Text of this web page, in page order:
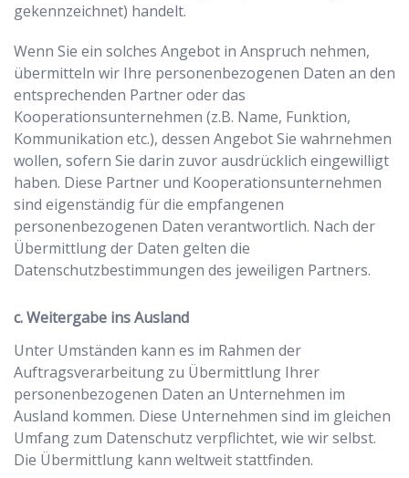
gekennzeichnet) handelt.
Wenn Sie ein solches Angebot in Anspruch nehmen,
übermitteln wir Ihre personenbezogenen Daten an den
entsprechenden Partner oder das
Kooperationsunternehmen (z.B. Name, Funktion,
Kommunikation etc.), dessen Angebot Sie wahrnehmen
wollen, sofern Sie darin zuvor ausdrücklich eingewilligt
haben. Diese Partner und Kooperationsunternehmen
sind eigenständig für die empfangenen
personenbezogenen Daten verantwortlich. Nach der
Übermittlung der Daten gelten die
Datenschutzbestimmungen des jeweiligen Partners.
c. Weitergabe ins Ausland
Unter Umständen kann es im Rahmen der
Auftragsverarbeitung zu Übermittlung Ihrer
personenbezogenen Daten an Unternehmen im
Ausland kommen. Diese Unternehmen sind im gleichen
Umfang zum Datenschutz verpflichtet, wie wir selbst.
Die Übermittlung kann weltweit stattfinden.